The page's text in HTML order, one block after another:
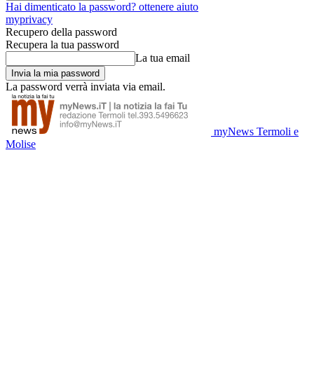
Hai dimenticato la password? ottenere aiuto
myprivacy
Recupero della password
Recupera la tua password
La tua email
La password verrà inviata via email.
myNews Termoli e
Molise